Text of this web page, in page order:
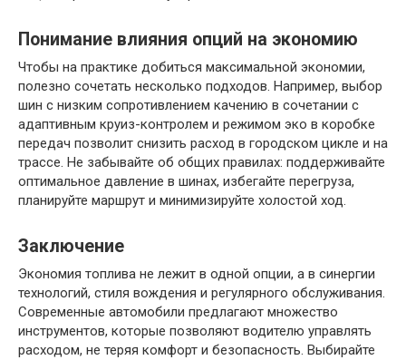
Понимание влияния опций на экономию
Чтобы на практике добиться максимальной экономии,
полезно сочетать несколько подходов. Например, выбор
шин с низким сопротивлением качению в сочетании с
адаптивным круиз-контролем и режимом эко в коробке
передач позволит снизить расход в городском цикле и на
трассе. Не забывайте об общих правилах: поддерживайте
оптимальное давление в шинах, избегайте перегруза,
планируйте маршрут и минимизируйте холостой ход.
Заключение
Экономия топлива не лежит в одной опции, а в синергии
технологий, стиля вождения и регулярного обслуживания.
Современные автомобили предлагают множество
инструментов, которые позволяют водителю управлять
расходом, не теряя комфорт и безопасность. Выбирайте